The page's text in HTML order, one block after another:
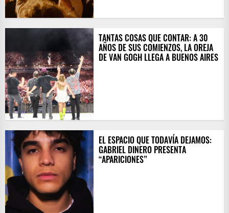
TANTAS COSAS QUE CONTAR: A 30
AÑOS DE SUS COMIENZOS, LA OREJA
DE VAN GOGH LLEGA A BUENOS AIRES
EL ESPACIO QUE TODAVÍA DEJAMOS:
GABRIEL DINERO PRESENTA
“APARICIONES”